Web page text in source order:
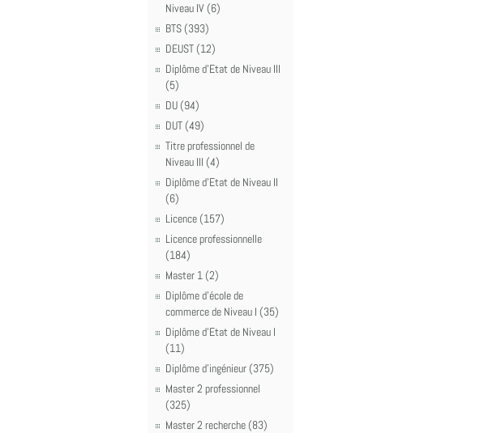
Niveau IV (6)
BTS (393)
DEUST (12)
Diplôme d'Etat de Niveau III
(5)
DU (94)
DUT (49)
Titre professionnel de
Niveau III (4)
Diplôme d'Etat de Niveau II
(6)
Licence (157)
Licence professionnelle
(184)
Master 1 (2)
Diplôme d'école de
commerce de Niveau I (35)
Diplôme d'Etat de Niveau I
(11)
Diplôme d'ingénieur (375)
Master 2 professionnel
(325)
Master 2 recherche (83)